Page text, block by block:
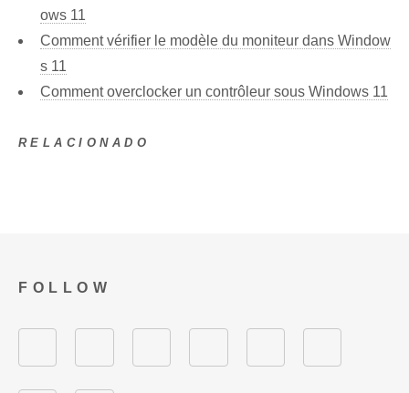
ows 11
Comment vérifier le modèle du moniteur dans Window
s 11
Comment overclocker un contrôleur sous Windows 11
RELACIONADO
FOLLOW